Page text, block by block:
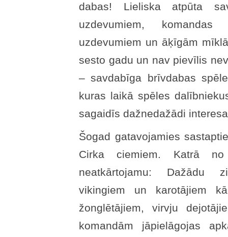
dabas! Lieliska atpūta
uzdevumiem, komandas
uzdevumiem un āķīgām
sesto gadu un nav pievīlis
– savdabīga brīvdabas
kuras laikā spēles
sagaidīs dažnedažādi
Šogad gatavojamies
Cirka ciemiem. Katrā
neatkārtojamu: Dažādu
vikingiem un karotājiem
žonglētājiem, virvju
komandām jāpielāgojas